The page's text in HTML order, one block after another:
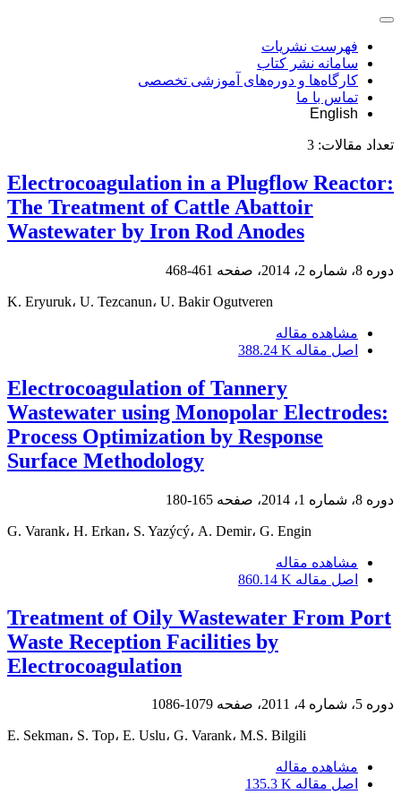
فهرست نشریات
سامانه نشر کتاب
کارگاه‌ها و دوره‌های آموزشی تخصصی
تماس با ما
English
تعداد مقالات: 3
Electrocoagulation in a Plugflow Reactor:
The Treatment of Cattle Abattoir
Wastewater by Iron Rod Anodes
دوره 8، شماره 2، 2014، صفحه 461-468
K. Eryuruk، U. Tezcanun، U. Bakir Ogutveren
مشاهده مقاله
اصل مقاله 388.24 K
Electrocoagulation of Tannery
Wastewater using Monopolar Electrodes:
Process Optimization by Response
Surface Methodology
دوره 8، شماره 1، 2014، صفحه 165-180
G. Varank، H. Erkan، S. Yazýcý، A. Demir، G. Engin
مشاهده مقاله
اصل مقاله 860.14 K
Treatment of Oily Wastewater From Port
Waste Reception Facilities by
Electrocoagulation
دوره 5، شماره 4، 2011، صفحه 1079-1086
E. Sekman، S. Top، E. Uslu، G. Varank، M.S. Bilgili
مشاهده مقاله
اصل مقاله 135.3 K